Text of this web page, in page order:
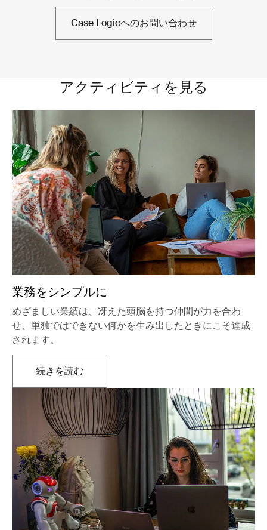
Case Logicへのお問い合わせ
アクティビティを見る
業務をシンプルに
めざましい業績は、冴えた頭脳を持つ仲間が力を合わ
せ、単独ではできない何かを生み出したときにこそ達成
されます。
続きを読む新しいタブで開きます